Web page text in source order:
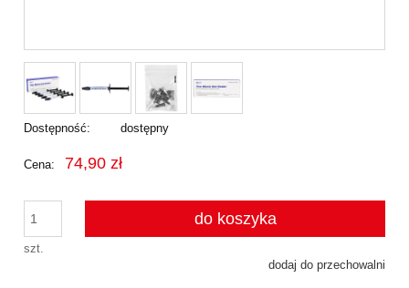
Dostępność: dostępny
Cena: 74,90 zł
szt.
do koszyka
dodaj do przechowalni